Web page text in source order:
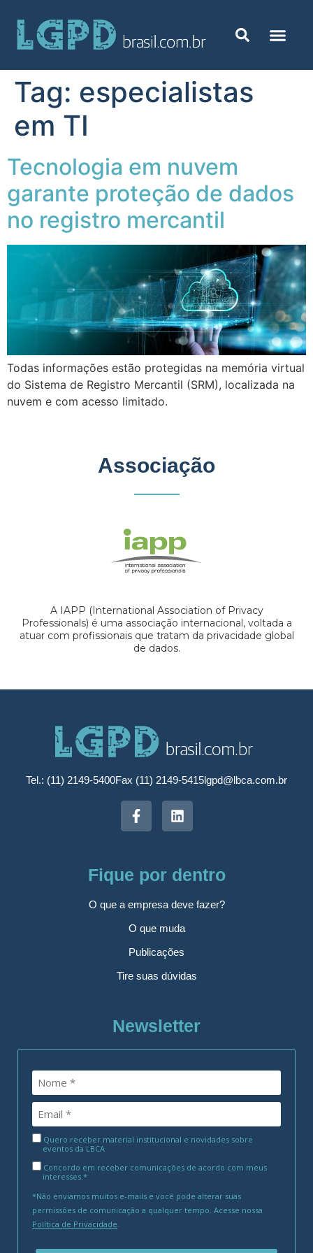
Tag: especialistas
em TI
Tecnologia em nuvem
garante proteção de dados
no registro mercantil
Todas informações estão protegidas na memória virtual
do Sistema de Registro Mercantil (SRM), localizada na
nuvem e com acesso limitado.
Associação
A IAPP (International Association of Privacy
Professionals) é uma associação internacional, voltada a
atuar com profissionais que tratam da privacidade global
de dados.
Tel.: (11) 2149-5400Fax (11) 2149-5415lgpd@lbca.com.br
Fique por dentro
O que a empresa deve fazer?
O que muda
Publicações
Tire suas dúvidas
Newsletter
Quero receber material institucional e novidades sobre
eventos da LBCA
Concordo em receber comunicações de acordo com meus
interesses.*
*Não enviamos muitos e-mails e você pode alterar suas
permissões de comunicação a qualquer tempo. Acesse nossa
Política de Privacidade.